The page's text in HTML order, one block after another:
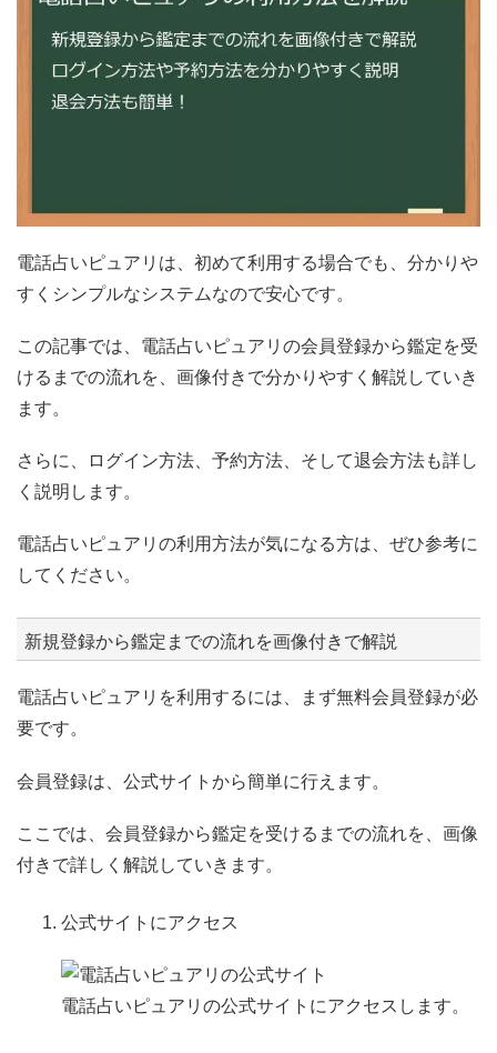
電話占いピュアリは、初めて利用する場合でも、分かりや
すくシンプルなシステムなので安心です。
この記事では、電話占いピュアリの会員登録から鑑定を受
けるまでの流れを、画像付きで分かりやすく解説していき
ます。
さらに、ログイン方法、予約方法、そして退会方法も詳し
く説明します。
電話占いピュアリの利用方法が気になる方は、ぜひ参考に
してください。
新規登録から鑑定までの流れを画像付きで解説
電話占いピュアリを利用するには、まず無料会員登録が必
要です。
会員登録は、公式サイトから簡単に行えます。
ここでは、会員登録から鑑定を受けるまでの流れを、画像
付きで詳しく解説していきます。
公式サイトにアクセス
電話占いピュアリの公式サイトにアクセスします。